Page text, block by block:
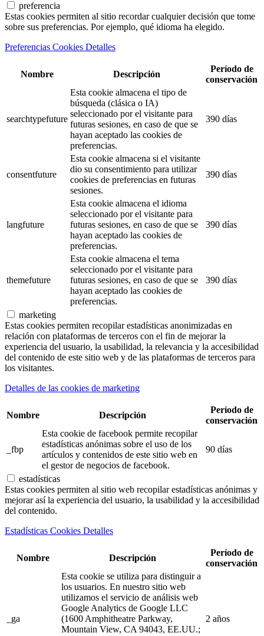
preferencia
Estas cookies permiten al sitio recordar cualquier decisión que tome
sobre sus preferencias. Por ejemplo, qué idioma ha elegido.
Preferencias Cookies Detalles
Nombre Descripción
Período de
conservación
searchtypefuture
Esta cookie almacena el tipo de
búsqueda (clásica o IA)
seleccionado por el visitante para
futuras sesiones, en caso de que se
hayan aceptado las cookies de
preferencias.
390 días
consentfuture
Esta cookie almacena si el visitante
dio su consentimiento para utilizar
cookies de preferencias en futuras
sesiones.
390 días
langfuture
Esta cookie almacena el idioma
seleccionado por el visitante para
futuras sesiones, en caso de que se
hayan aceptado las cookies de
preferencias.
390 días
themefuture
Esta cookie almacena el tema
seleccionado por el visitante para
futuras sesiones, en caso de que se
hayan aceptado las cookies de
preferencias.
390 días
marketing
Estas cookies permiten recopilar estadísticas anonimizadas en
relación con plataformas de terceros con el fin de mejorar la
experiencia del usuario, la usabilidad, la relevancia y la accesibilidad
del contenido de este sitio web y de las plataformas de terceros para
los visitantes.
Detalles de las cookies de marketing
Nombre Descripción
Período de
conservación
_fbp
Esta cookie de facebook permite recopilar
estadísticas anónimas sobre el uso de los
artículos y contenidos de este sitio web en
el gestor de negocios de facebook.
90 días
estadísticas
Estas cookies permiten al sitio web recopilar estadísticas anónimas y
mejorar así la experiencia del usuario, la usabilidad y la accesibilidad
del contenido.
Estadísticas Cookies Detalles
Nombre Descripción
Período de
conservación
_ga
Esta cookie se utiliza para distinguir a
los usuarios. En nuestro sitio web
utilizamos el servicio de análisis web
Google Analytics de Google LLC
(1600 Amphitheatre Parkway,
Mountain View, CA 94043, EE.UU.;
2 años